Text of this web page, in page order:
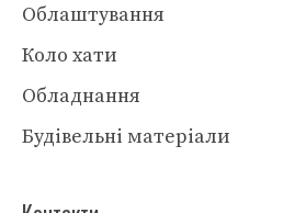
Облаштування
Коло хати
Обладнання
Будівельні матеріали